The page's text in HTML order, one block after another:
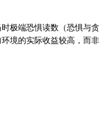
极端恐惧读数（恐惧与贪
境的实际收益较高，而非